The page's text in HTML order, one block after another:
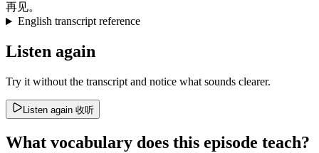
再见。
English transcript reference
Listen again
Try it without the transcript and notice what sounds clearer.
Listen again 收听
What vocabulary does this episode teach?